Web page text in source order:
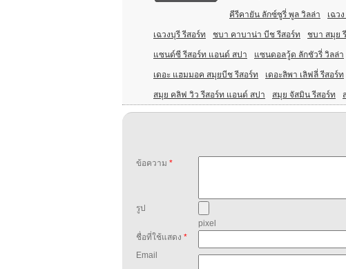
คีรีคายัน ลักซ์ซูรี่ พูล วิลล่า เฉว
เฉวงบุรี รีสอร์ท ชบา คาบาน่า บีช รีสอร์ท ชบา สมุย
แซนด์ซี รีสอร์ท แอนด์ สปา แซนดอลวู้ด ลักชัวรี่ วิลล่า
เดอะ แฮมมอค สมุยบีช รีสอร์ท เดอะลิพา เลิฟลี่ รีสอร์ท
สมุย คลิฟ วิว รีสอร์ท แอนด์ สปา สมุย จัสมิน รีสอร์ท
ข้อความ *
รูป
pixel
ชื่อที่ใช้แสดง *
Email